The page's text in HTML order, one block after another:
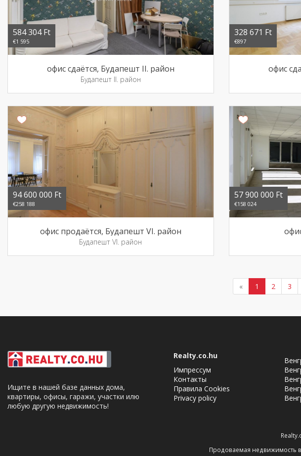
Cookie Consent plugin for the EU cookie law
584 304 Ft
€1 595
офис сдаётся, Будапешт II. район
Будапешт II. район
328 671 Ft
€897
офис
94 600 000 Ft
€258 188
офис продаётся, Будапешт VI. район
Будапешт VI. район
57 900 000 Ft
€158 024
« 1 2 3
Ищите в нашей базе данных дома,
квартиры, офисы, гаражи, участки илю
любую другую недвижимость!
Realty.co.hu
Импрессум
Контакты
Правила Cookies
Privacy policy
Продоваемая недвижимость